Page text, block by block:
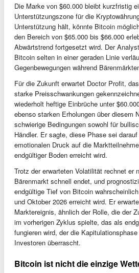
Die Marke von $60.000 bleibt kurzfristig
Unterstützungszone für die
Unterstützung hält, könnte Bitcoin
den Bereich von $65.000 bis $66.000
Abwärtstrend fortgesetzt wird. Der
Bitcoin selten in einer geraden Linie
Gegenbewegungen während
Für die Zukunft erwartet Doctor Profit,
starke Preisschwankungen
wiederholt heftige Einbrüche unter
ebenso starken Erholungen über diesem
schwierige Bedingungen sowohl für
Händler. Er sagte, diese Phase sei
emotionalen Druck auf die
endgültiger Boden erreicht wird.
Trotz der erwarteten Volatilität rechnet er
Bärenmarkt schnell endet, und
endgültige Tief von Bitcoin
und Oktober 2026 erreicht wird. Er
Marktereignis, ähnlich der Rolle, die der
im vorherigen Zyklus spielte, das als
fungieren wird, der die
Investoren überrascht.
Bitcoin ist nicht die einzige